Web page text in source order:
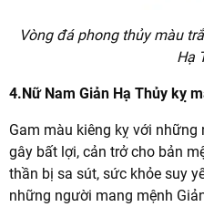
Vòng đá phong thủy màu
Hạ
4.Nữ Nam Giản Hạ Thủy kỵ
Gam màu kiêng kỵ với
gây bất lợi, cản trở cho bản
thần bị sa sút, sức khỏe suy
những người mang mệnh